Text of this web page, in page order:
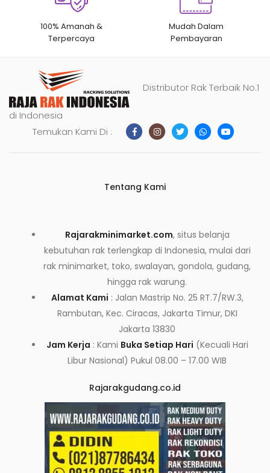
100% Amanah &
Terpercaya
Mudah Dalam
Pembayaran
Distributor Rak Terbaik No.1
di Indonesia
Temukan Kami Di :
Tentang Kami
Rajarakminimarket.com, situs belanja
kebutuhan rak terlengkap di Indonesia, mulai dari
rak minimarket, toko, swalayan, gondola, gudang,
hingga rak warung.
Alamat Kami : Jalan Mastrip No. 25 RT.7/RW.3,
Rambutan, Kec. Ciracas, Jakarta Timur, DKI
Jakarta 13830
Jam Kerja : Kami Buka Setiap Hari (Kecuali Hari
Libur Nasional) Pukul 08.00 – 17.00 WIB
Rajarakgudang.co.id